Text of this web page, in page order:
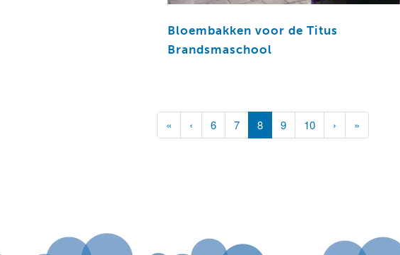
Bloembakken voor de Titus
Brandsmaschool
« ‹ 6 7 8(current)
9 10 › »